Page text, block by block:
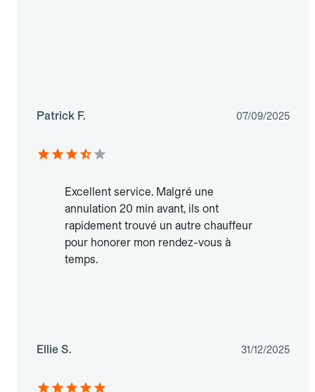
Patrick F. 07/09/2025
Excellent service. Malgré une
annulation 20 min avant, ils ont
rapidement trouvé un autre chauffeur
pour honorer mon rendez-vous à
temps.
Ellie S. 31/12/2025